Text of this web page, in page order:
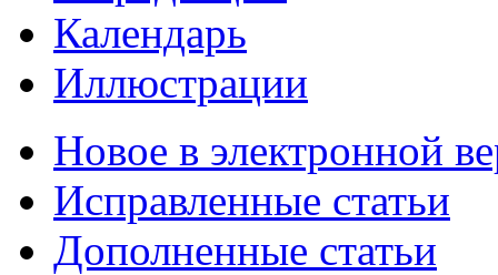
Календарь
Иллюстрации
Новое в электронной
Исправленные статьи
Дополненные статьи